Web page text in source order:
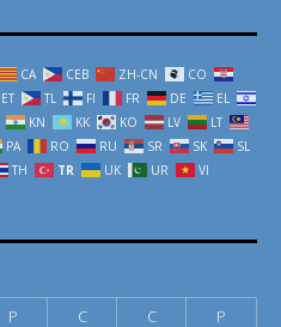
CA CEB ZH-CN
CO
ET TL FI FR DE
EL
KN KK KO LV
LT
PA RO RU SR SK
SL
TH TR UK UR VI
P C C P